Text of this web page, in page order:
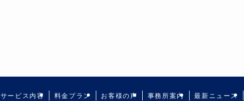
サービス内容 料金プラン お客様の声 事務所案内 最新ニュース